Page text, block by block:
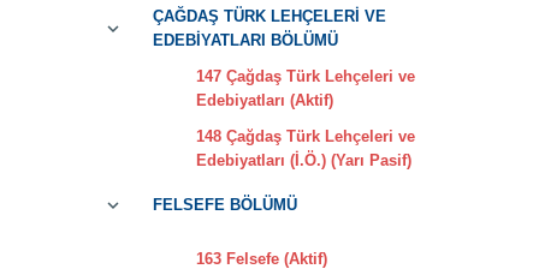
ÇAĞDAŞ TÜRK LEHÇELERİ VE
EDEBİYATLARI BÖLÜMÜ
147 Çağdaş Türk Lehçeleri ve
Edebiyatları (Aktif)
148 Çağdaş Türk Lehçeleri ve
Edebiyatları (İ.Ö.) (Yarı Pasif)
FELSEFE BÖLÜMÜ
163 Felsefe (Aktif)